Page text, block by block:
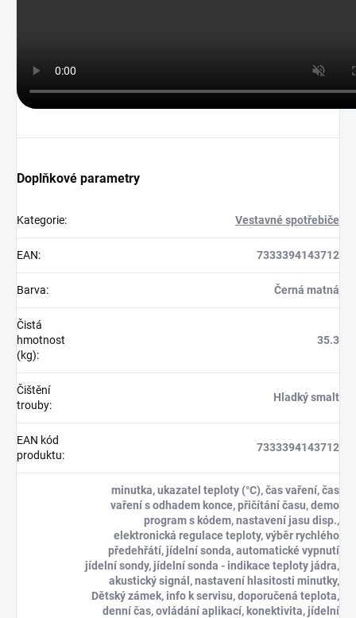
Doplňkové parametry
Kategorie: Vestavné spotřebiče
EAN: 7333394143712
Barva: Černá matná
Čistá
hmotnost
(kg):
35.3
Čištění
trouby:
Hladký smalt
EAN kód
produktu:
7333394143712
minutka, ukazatel teploty (°C), čas vaření, čas
vaření s odhadem konce, přičítání času, demo
program s kódem, nastavení jasu disp.,
elektronická regulace teploty, výběr rychlého
předehřátí, jídelní sonda, automatické vypnutí
jídelní sondy, jídelní sonda - indikace teploty jádra,
akustický signál, nastavení hlasitosti minutky,
Dětský zámek, info k servisu, doporučená teplota,
denní čas, ovládání aplikací, konektivita, jídelní